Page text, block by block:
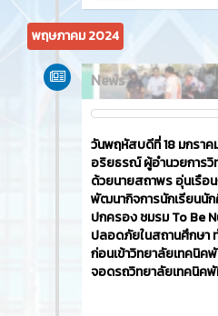
แผนกวิชาการโรงแรม น
รางวัลชนะเลิศ ระดับเห
Coffee Break
ได้รับรางวัลรองชนะเ
ทองแดง การแข่งขัน
2024 การแข่งขันศิลปะก
ที่สุด ของประเทศไทย ที่จั
2567 ณ โรงแรม เดอะซ
'มาบิดความคิด สร้างมูล
TWIST TO VALUE' เพื่
ให้บริการด้านโรงแรม
พื้นที่ใกล้เคียง ให้ก้าวไป
ยอมรับในระดับสากล